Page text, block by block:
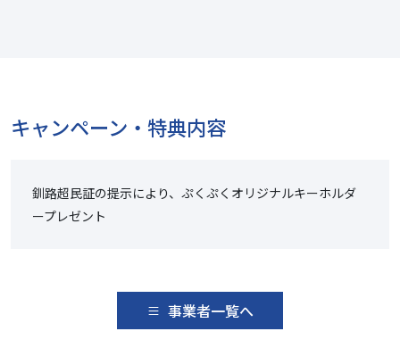
キャンペーン・特典内容
釧路超民証の提示により、ぷくぷくオリジナルキーホルダ
ープレゼント
事業者一覧へ